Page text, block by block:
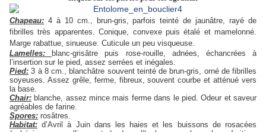
Chapeau: 4 à 10 cm., brun-gris, parfois teinté de jaunâtre, rayé de
fibrilles très apparentes. Conique, convexe puis étalé et mamelonné.
Marge rabattue, sinueuse. Cuticule un peu visqueuse.
Lamelles:
blanc-grisâtre puis rose-rouille, adnées, échancrées à
l’insertion sur le pied, assez serrées et inégales.
Pied: 3 à 8 cm., blanchâtre souvent teinté de brun-gris, orné de fibrilles
soyeuses. Assez grêle, ferme, fibreux, souvent courbe et atténué vers
la base.
Chair: blanche, assez mince mais ferme dans le pied. Odeur et saveur
agréables de farine.
Spores: rosâtres.
Habitat: d’Avril à Juin dans les haies et les buissons de rosacées